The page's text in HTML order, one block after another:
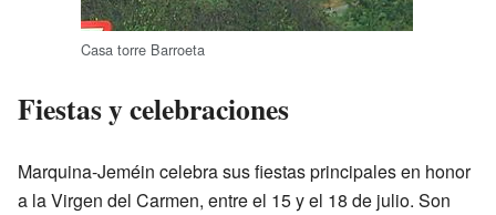
Casa torre Barroeta
Fiestas y celebraciones
Marquina-Jeméin celebra sus fiestas principales en honor
a la Virgen del Carmen, entre el 15 y el 18 de julio. Son